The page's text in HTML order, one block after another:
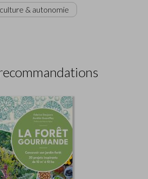
& autonomie